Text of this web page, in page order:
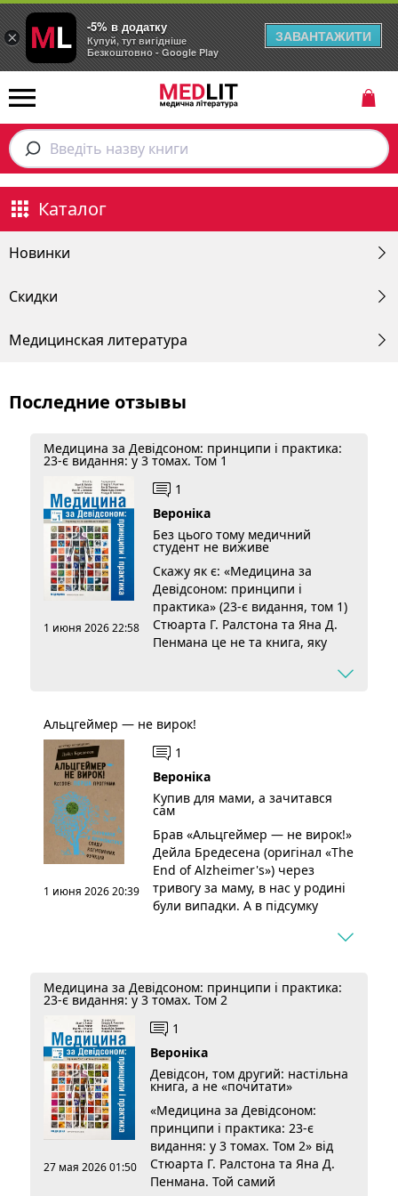
Введіть назву книги
Каталог
Новинки
Скидки
Медицинская литература
Последние отзывы
Медицина за Девідсоном: принципи і практика:
23-є видання: у 3 томах. Том 1
1 июня 2026 22:58
1
Вероніка
Без цього тому медичний
студент не виживе
Скажу як є: «Медицина за
Девідсоном: принципи і
практика» (23-є видання, том 1)
Стюарта Г. Ралстона та Яна Д.
Пенмана це не та книга, яку
робочий інструмент, без якого в
від базових принципів до
конкретних клінічних випадків.
Що тішить, написано
структуровано й доступно, з
акцентом на практику й
актуальні рекомендації. Не
вода, а те, що реально треба
біля ліжка...
Подробнее...
Альцгеймер — не вирок!
1 июня 2026 20:39
1
Вероніка
Купив для мами, а зачитався
сам
Брав «Альцгеймер — не вирок!»
Дейла Бредесена (оригінал «The
End of Alzheimer's») через
тривогу за маму, в нас у родині
були випадки. А в підсумку
рух, сон, робота зі стресом, усе
мозку. Багато прикладів з
практики, тому це не суха
теорія, а реально «що робити».
Чи варто читати? Так, якщо вам
Подробнее...
Медицина за Девідсоном: принципи і практика:
23-є видання: у 3 томах. Том 2
27 мая 2026 01:50
1
Вероніка
Девідсон, том другий: настільна
книга, а не «почитати»
«Медицина за Девідсоном:
принципи і практика: 23-є
видання: у 3 томах. Том 2» від
Стюарта Г. Ралстона та Яна Д.
Пенмана. Той самий
×
-5% в додатку
Купуй, тут вигідніше
Безкоштовно - Google Play
ЗАВАНТАЖИТИ